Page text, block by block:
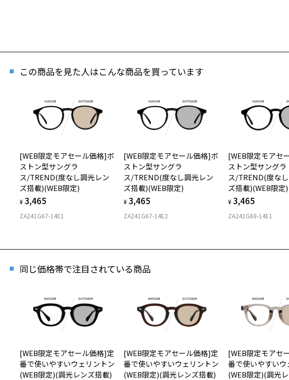
この商品を見た人はこんな商品を買っています
[WEB限定モアセール価格]ボ
ストン型サングラ
ス/TREND(度なし調光レン
ズ搭載)(WEB限定)
¥ 3,465
ZA241G67-14E1
[WEB限定モアセール価格]ボ
ストン型サングラ
ス/TREND(度なし調光レン
ズ搭載)(WEB限定)
¥ 3,465
ZA241G67-14E2
[WEB限定モアセ
ストン型サングラ
ス/TREND(度な
ズ搭載)(WEB限定)
¥ 3,465
ZA241G68-14E1
同じ価格帯で注目されている商品
[WEB限定モアセール価格]定
番で使いやすいウェリントン
(WEB限定)(調光レンズ搭載)
[WEB限定モアセール価格]定
番で使いやすいウェリントン
(WEB限定)(調光レンズ搭載)
[WEB限定モアセ
番で使いやすいウ
(WEB限定)(調光